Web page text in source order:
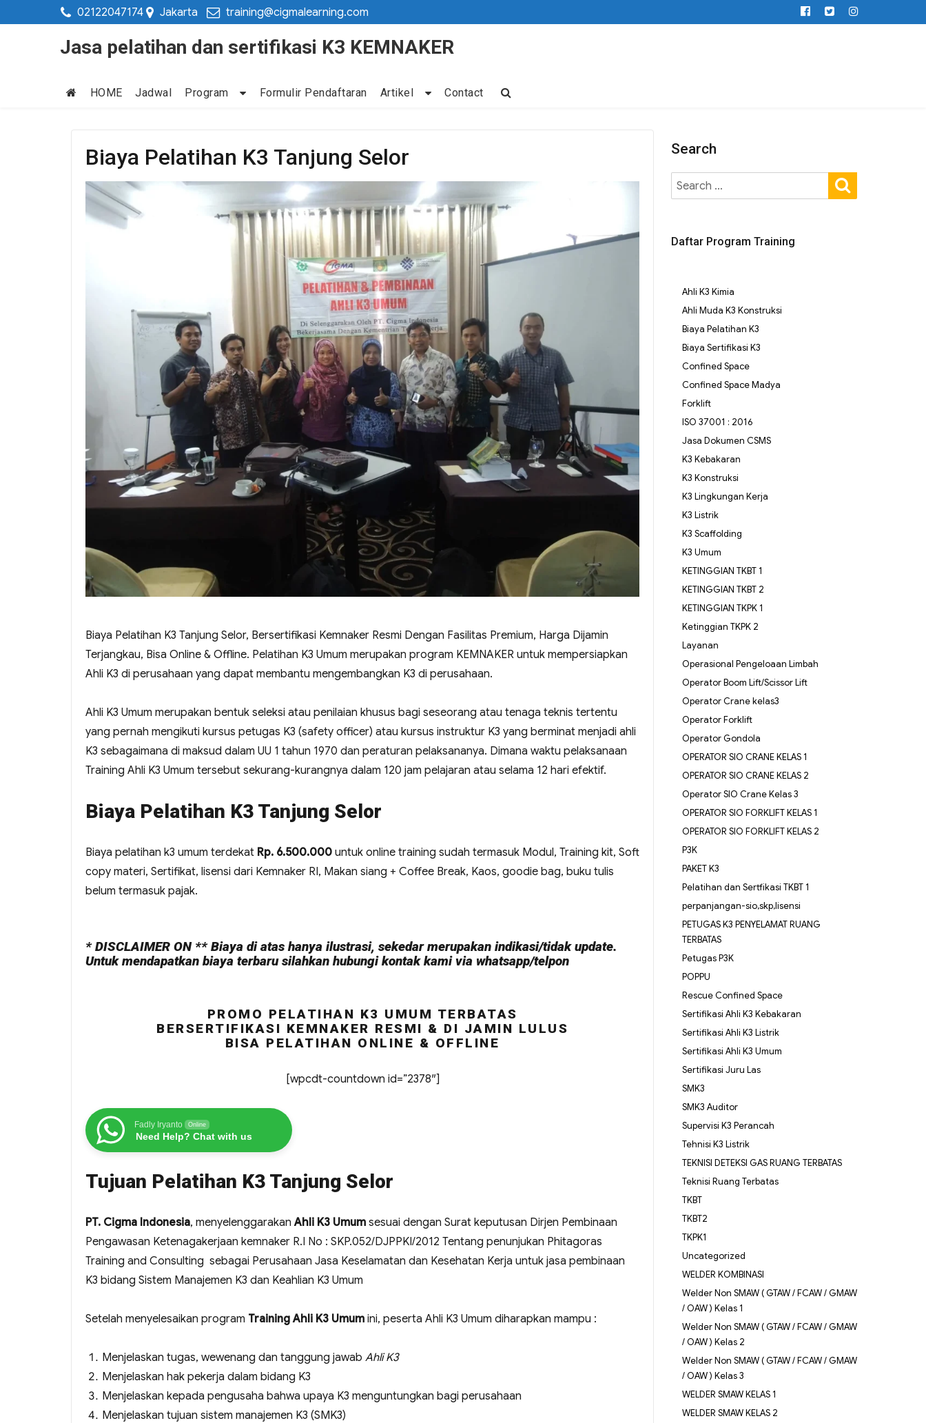
02122047174 Jakarta training@cigmalearning.com
Jasa pelatihan dan sertifikasi K3 KEMNAKER
HOME Jadwal Program Formulir Pendaftaran Artikel Contact
Biaya Pelatihan K3 Tanjung Selor
Biaya Pelatihan K3 Tanjung Selor, Bersertifikasi Kemnaker Resmi Dengan Fasilitas Premium, Harga Dijamin
Terjangkau, Bisa Online & Offline. Pelatihan K3 Umum merupakan program KEMNAKER untuk mempersiapkan
Ahli K3 di perusahaan yang dapat membantu mengembangkan K3 di perusahaan.
Ahli K3 Umum merupakan bentuk seleksi atau penilaian khusus bagi seseorang atau tenaga teknis tertentu
yang pernah mengikuti kursus petugas K3 (safety officer) atau kursus instruktur K3 yang berminat menjadi ahli
K3 sebagaimana di maksud dalam UU 1 tahun 1970 dan peraturan pelaksananya. Dimana waktu pelaksanaan
Training Ahli K3 Umum tersebut sekurang-kurangnya dalam 120 jam pelajaran atau selama 12 hari efektif.
Biaya Pelatihan K3 Tanjung Selor
Biaya pelatihan k3 umum terdekat Rp. 6.500.000 untuk online training sudah termasuk Modul, Training kit, Soft
copy materi, Sertifikat, lisensi dari Kemnaker RI, Makan siang + Coffee Break, Kaos, goodie bag, buku tulis
belum termasuk pajak.
* DISCLAIMER ON ** Biaya di atas hanya ilustrasi, sekedar merupakan indikasi/tidak update.
Untuk mendapatkan biaya terbaru silahkan hubungi kontak kami via whatsapp/telpon
PROMO PELATIHAN K3 UMUM TERBATAS
BERSERTIFIKASI KEMNAKER RESMI & DI JAMIN LULUS
BISA PELATIHAN ONLINE & OFFLINE
[wpcdt-countdown id=”2378″]
Fadly Iryanto Online
Need Help? Chat with us
Tujuan Pelatihan K3 Tanjung Selor
PT. Cigma Indonesia, menyelenggarakanAhli K3 Umum sesuai dengan Surat keputusan Dirjen Pembinaan
Pengawasan Ketenagakerjaan kemnaker R.I No : SKP.052/DJPPKI/2012 Tentang penunjukan Phitagoras
Training and Consulting sebagai Perusahaan Jasa Keselamatan dan Kesehatan Kerja untuk jasa pembinaan
K3 bidang Sistem Manajemen K3 dan Keahlian K3 Umum
Setelah menyelesaikan program Training Ahli K3 Umum ini, peserta Ahli K3 Umum diharapkan mampu :
Menjelaskan tugas, wewenang dan tanggung jawab Ahli K3
Menjelaskan hak pekerja dalam bidang K3
Menjelaskan kepada pengusaha bahwa upaya K3 menguntungkan bagi perusahaan
Menjelaskan tujuan sistem manajemen K3 (SMK3)
Search
Daftar Program Training
Ahli K3 Kimia
Ahli Muda K3 Konstruksi
Biaya Pelatihan K3
Biaya Sertifikasi K3
Confined Space
Confined Space Madya
Forklift
ISO 37001 : 2016
Jasa Dokumen CSMS
K3 Kebakaran
K3 Konstruksi
K3 Lingkungan Kerja
K3 Listrik
K3 Scaffolding
K3 Umum
KETINGGIAN TKBT 1
KETINGGIAN TKBT 2
KETINGGIAN TKPK 1
Ketinggian TKPK 2
Layanan
Operasional Pengeloaan Limbah
Operator Boom Lift/Scissor Lift
Operator Crane kelas3
Operator Forklift
Operator Gondola
OPERATOR SIO CRANE KELAS 1
OPERATOR SIO CRANE KELAS 2
Operator SIO Crane Kelas 3
OPERATOR SIO FORKLIFT KELAS 1
OPERATOR SIO FORKLIFT KELAS 2
P3K
PAKET K3
Pelatihan dan Sertfikasi TKBT 1
perpanjangan-sio,skp,lisensi
PETUGAS K3 PENYELAMAT RUANG
TERBATAS
Petugas P3K
POPPU
Rescue Confined Space
Sertifikasi Ahli K3 Kebakaran
Sertifikasi Ahli K3 Listrik
Sertifikasi Ahli K3 Umum
Sertifikasi Juru Las
SMK3
SMK3 Auditor
Supervisi K3 Perancah
Tehnisi K3 Listrik
TEKNISI DETEKSI GAS RUANG TERBATAS
Teknisi Ruang Terbatas
TKBT
TKBT2
TKPK1
Uncategorized
WELDER KOMBINASI
Welder Non SMAW ( GTAW / FCAW / GMAW
/ OAW ) Kelas 1
Welder Non SMAW ( GTAW / FCAW / GMAW
/ OAW ) Kelas 2
Welder Non SMAW ( GTAW / FCAW / GMAW
/ OAW ) Kelas 3
WELDER SMAW KELAS 1
WELDER SMAW KELAS 2